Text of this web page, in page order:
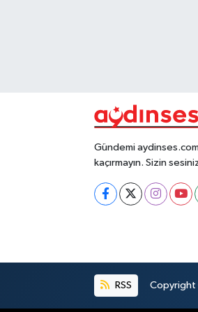
Gündemi
kaçırmayın. Sizin
RSS Copyright